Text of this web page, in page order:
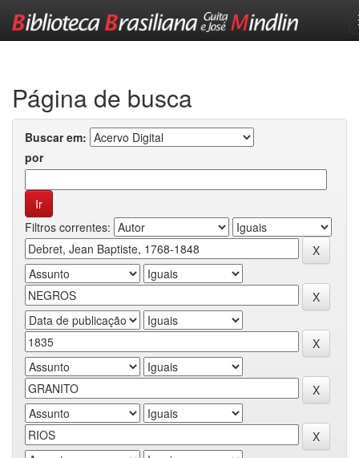
Página de busca
Buscar em:
por
Filtros correntes: